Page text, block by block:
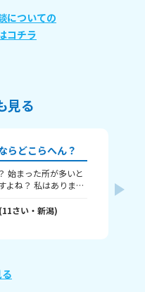
についての
コチラ
見る
らどこらへん？
始まった所が多いと
(11さい・ 新潟)